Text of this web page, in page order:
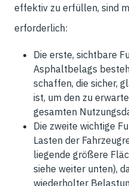
effektiv zu erfüllen, sind
erforderlich:
Die erste, sichtbare
Asphaltbelags
schaffen, die sicher,
ist, um den zu
gesamten
Die zweite wichtige
Lasten der
liegende größere
siehe weiter unten),
wiederholter